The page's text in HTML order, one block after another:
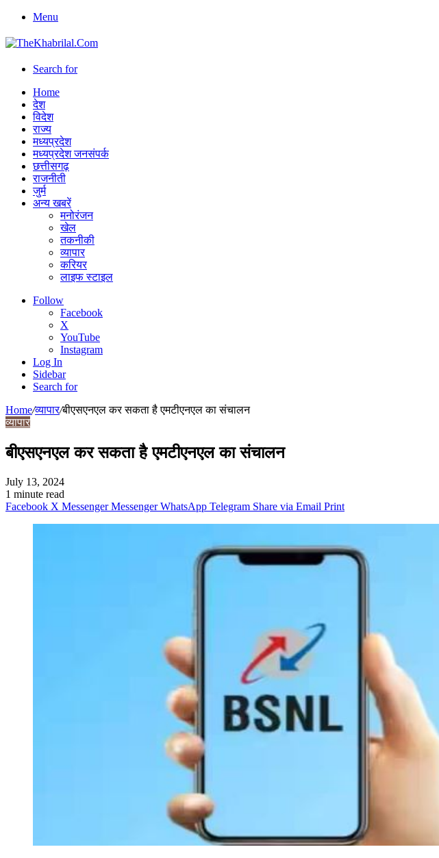
Menu
Search for
Home
देश
विदेश
राज्य
मध्यप्रदेश
मध्यप्रदेश जनसंपर्क
छत्तीसगढ़
राजनीती
जुर्म
अन्य खबरें
मनोरंजन
खेल
तकनीकी
व्यापार
करियर
लाइफ स्टाइल
Follow
Facebook
X
YouTube
Instagram
Log In
Sidebar
Search for
Home/व्यापार/बीएसएनएल कर सकता है एमटीएनएल का संचालन
व्यापार
बीएसएनएल कर सकता है एमटीएनएल का संचालन
July 13, 2024
1 minute read
Facebook X Messenger Messenger WhatsApp Telegram Share via Email Print